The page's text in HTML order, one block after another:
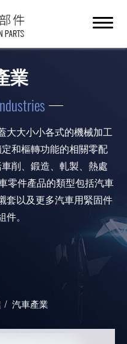
業
大大小小各式的機械加工
和樞轉功能的相關零配
削、鍛造、軋製、熱處
零件產品的類型包括汽車
套以及更多汽車用緊固件
件。
汽車產業